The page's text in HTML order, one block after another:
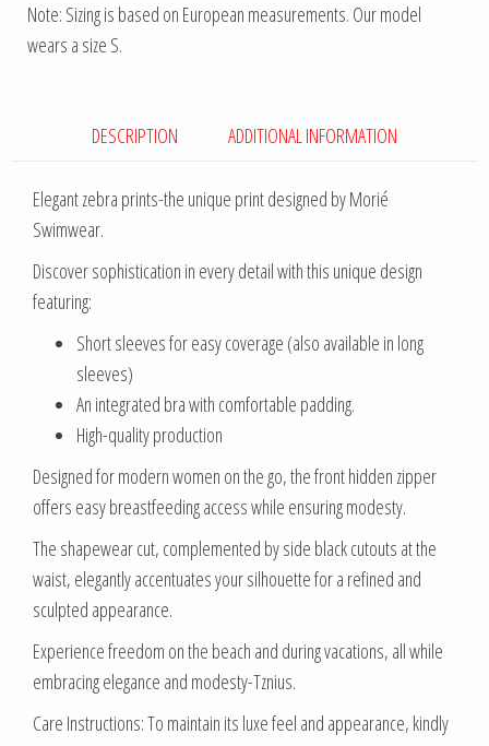
Note: Sizing is based on European measurements. Our model
wears a size S.
DESCRIPTION ADDITIONAL INFORMATION
Elegant zebra prints-the unique print designed by Morié
Swimwear.
Discover sophistication in every detail with this unique design
featuring:
Short sleeves for easy coverage (also available in long
sleeves)
An integrated bra with comfortable padding.
High-quality production
Designed for modern women on the go, the front hidden zipper
offers easy breastfeeding access while ensuring modesty.
The shapewear cut, complemented by side black cutouts at the
waist, elegantly accentuates your silhouette for a refined and
sculpted appearance.
Experience freedom on the beach and during vacations, all while
embracing elegance and modesty-Tznius.
Care Instructions: To maintain its luxe feel and appearance, kindly